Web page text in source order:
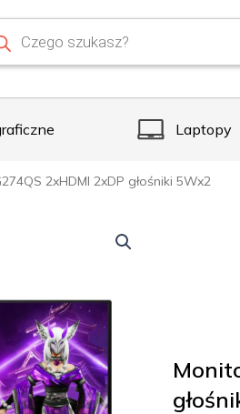
Laptopy
2xHDMI 2xDP głośniki 5Wx2